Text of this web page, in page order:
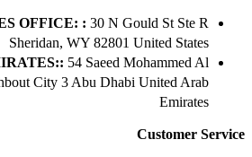
OFFICE: : 30 N Gould St Ste R
Sheridan, WY 82801 ​United States
54 Saeed Mohammed Al
City 3 Abu Dhabi​ United Arab
Emirates
Customer Service